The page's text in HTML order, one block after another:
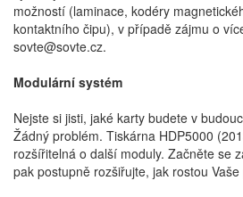
možností (laminace, kodéry
kontaktního čipu), v případě zájmu o
sovte@sovte.cz.
Modulární systém
Nejste si jisti, jaké karty budete v
Žádný problém. Tiskárna HDP5000
rozšířitelná o další moduly. Začněte se
pak postupně rozšiřujte, jak rostou Vaše